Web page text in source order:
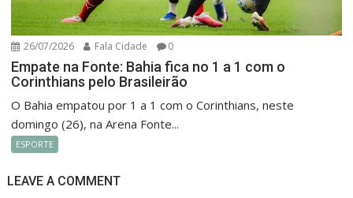
26/07/2026 Fala Cidade 0
Empate na Fonte: Bahia fica no 1 a 1 com o
Corinthians pelo Brasileirão
O Bahia empatou por 1 a 1 com o Corinthians, neste
domingo (26), na Arena Fonte...
ESPORTE
LEAVE A COMMENT